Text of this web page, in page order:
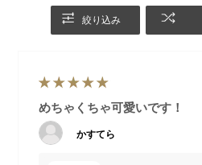
ひょっこり癒されるフォルム
です。
絞り込み
めちゃくちゃ可愛いです！
かすてら